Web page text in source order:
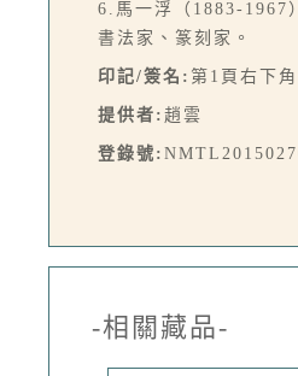
6.馬一浮（1883-1967
書法家、篆刻家。
印記/簽名: 第1頁右下
提供者: 趙雲
登錄號:
-相關藏品-